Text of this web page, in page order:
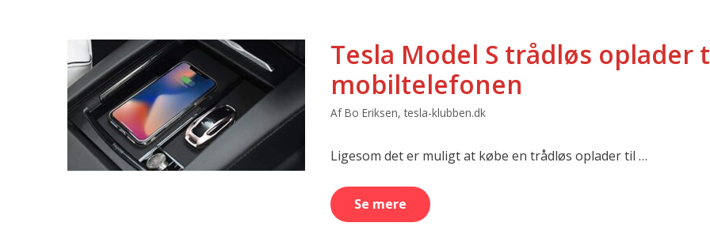
Tesla Model S trådløs oplader
mobiltelefonen
AfBo Eriksen, tesla-klubben.dk
Ligesom det er muligt at købe en trådløs oplader til …
Se mere